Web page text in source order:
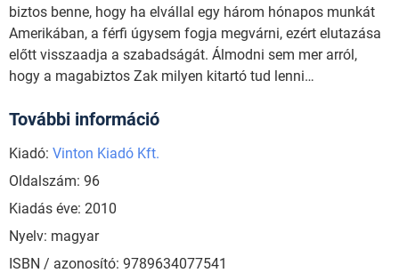
biztos benne, hogy ha elvállal egy három hónapos munkát
Amerikában, a férfi úgysem fogja megvárni, ezért elutazása
előtt visszaadja a szabadságát. Álmodni sem mer arról,
hogy a magabiztos Zak milyen kitartó tud lenni…
További információ
Kiadó: Vinton Kiadó Kft.
Oldalszám: 96
Kiadás éve: 2010
Nyelv: magyar
ISBN / azonosító: 9789634077541